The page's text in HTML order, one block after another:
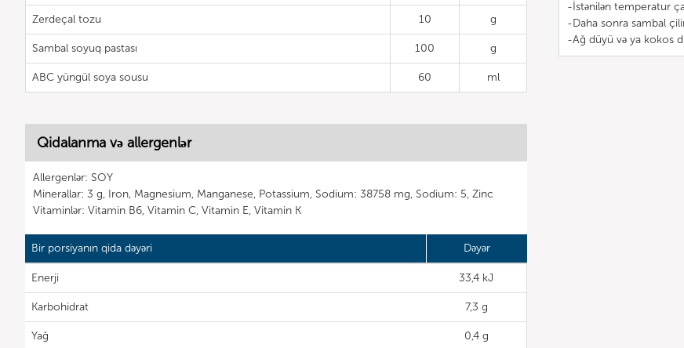
Zerdeçal tozu 10 g
Sambal soyuq pastası 100 g
ABC yüngül soya sousu 60 ml
Qidalanma və allergenlər
Allergenlər: SOY
Minerallar: 3 g, Iron, Magnesium, Manganese, Potassium, Sodium: 38758 mg, Sodium: 5, Zinc
Vitaminlər: Vitamin B6, Vitamin C, Vitamin E, Vitamin K
Bir porsiyanın qida dəyəri Dəyər
Enerji 33,4 kJ
Karbohidrat 7,3 g
Yağ 0,4 g
-İstənilən temperatur
-Daha sonra sambal
-Ağ düyü və ya kokos